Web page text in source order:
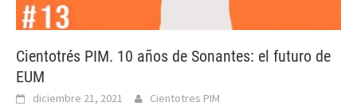
Cientotrés PIM. 10 años de Sonantes: el futuro de
EUM
diciembre 21, 2021 Cientotres PIM